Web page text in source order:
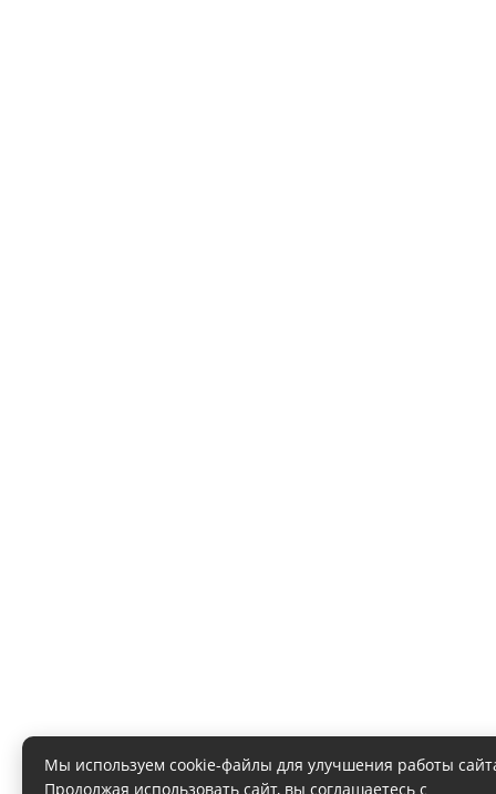
Мы используем cookie-файлы для улучшения работы
Продолжая использовать сайт, вы соглашаетесь с